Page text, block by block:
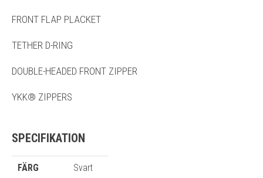
FRONT FLAP PLACKET
TETHER D-RING
DOUBLE-HEADED FRONT ZIPPER
YKK® ZIPPERS
SPECIFIKATION
FÄRG Svart